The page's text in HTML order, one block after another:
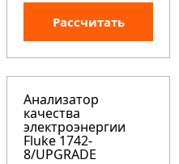
Рассчитать
Анализатор
качества
электроэнергии
Fluke 1742-
8/UPGRADE